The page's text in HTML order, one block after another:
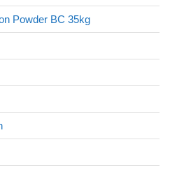
Powder BC 35kg